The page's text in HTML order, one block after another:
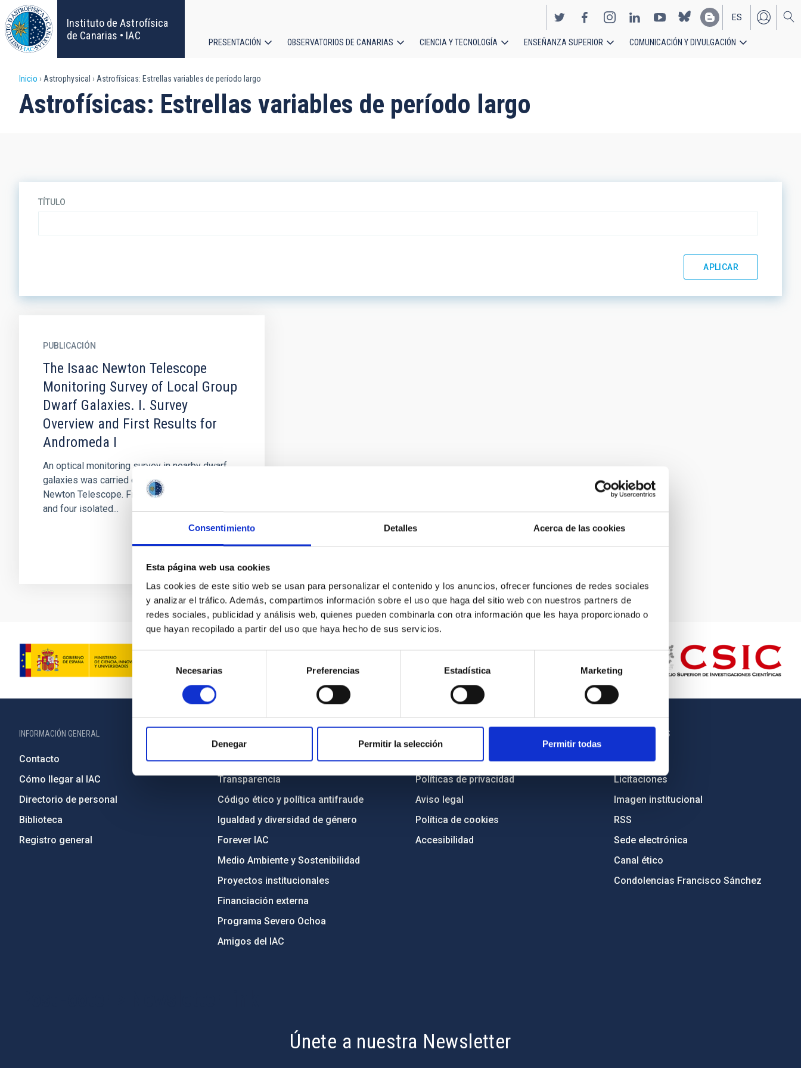
Consentimiento Detalles Acerca de las cookies
Esta página web usa cookies
Las cookies de este sitio web se usan para personalizar el contenido y los anuncios, ofrecer funciones de redes sociales
y analizar el tráfico. Además, compartimos información sobre el uso que haga del sitio web con nuestros partners de
redes sociales, publicidad y análisis web, quienes pueden combinarla con otra información que les haya proporcionado o
que hayan recopilado a partir del uso que haya hecho de sus servicios.
consentimiento
Necesarias Preferencias Estadística Marketing
Denegar Permitir la selección Permitir todas
Pasar
al
contenido
principal
Instituto de Astrofísica
de Canarias • IAC
EN
ES
principal
PRESENTACIÓN OBSERVATORIOS DE CANARIAS CIENCIA Y TECNOLOGÍA ENSEÑANZA SUPERIOR COMUNICACIÓN Y DIVULGACIÓN
Sobrescribir
enlaces
Inicio Astrophysical Astrofísicas: Estrellas variables de período largo
Astrofísicas: Estrellas variables de período largo
TÍTULO
PUBLICACIÓN
The Isaac Newton Telescope
Monitoring Survey of Local Group
Dwarf Galaxies. I. Survey
Overview and First Results for
Andromeda I
An optical monitoring survey in nearby dwarf
galaxies was carried out with the 2.5 m Isaac
Newton Telescope. Fifty-five dwarf galaxies
and four isolated...
INFORMACIÓN GENERAL
Contacto
Cómo llegar al IAC
Directorio de personal
Biblioteca
Registro general
Legislación
Transparencia
Código ético y política antifraude
Igualdad y diversidad de género
Forever IAC
Medio Ambiente y Sostenibilidad
Proyectos institucionales
Financiación externa
Programa Severo Ochoa
Amigos del IAC
Mapa web
Políticas de privacidad
Aviso legal
Política de cookies
Accesibilidad
OTROS ENLACES
Empleo
Licitaciones
Imagen institucional
RSS
Sede electrónica
Canal ético
Condolencias Francisco Sánchez
Únete a nuestra Newsletter